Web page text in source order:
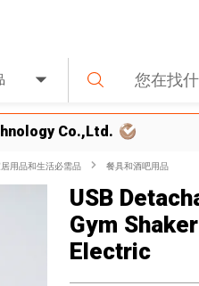
Co.,Ltd.
用品和生活必需品 餐具和酒吧用品
USB
Gym
Electric